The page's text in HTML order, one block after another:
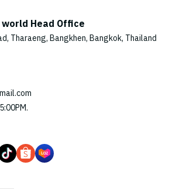
Head Office
Tharaeng, Bangkhen, Bangkok, Thailand